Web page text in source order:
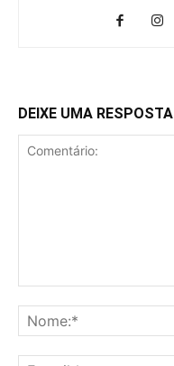
DEIXE UMA RESPOSTA